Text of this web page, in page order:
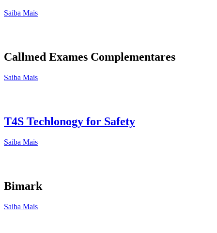
Saiba Mais
Callmed Exames Complementares
Saiba Mais
T4S Techlonogy for Safety
Saiba Mais
Bimark
Saiba Mais